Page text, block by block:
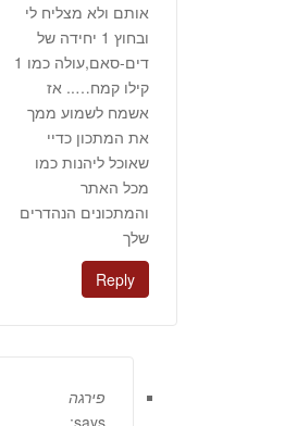
אותם ולא מצליח לי
ובחוץ 1 יחידה של
דים-סאם,עולה כמו 1
קילו קמח….. אז
אשמח לשמוע ממך
את המתכון כדיי
שאוכל ליהנות כמו
מכל האתר
והמתכונים הנהדרים
שלך
Reply
פירגה